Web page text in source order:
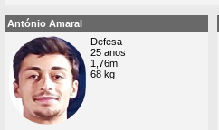
António Amaral
Defesa
25 anos
1,76m
68 kg